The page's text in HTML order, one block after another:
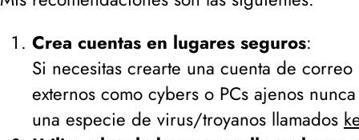
Crea cuentas en lugares seguros:
Si necesitas crearte una cuenta de correo
externos como cybers o PCs ajenos
una especie de virus/troyanos llamados